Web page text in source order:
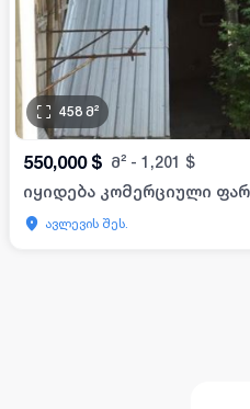
458 მ²
550,000 $ მ² - 1,201 $
იყიდება კომერციული
ავლევის შეს.